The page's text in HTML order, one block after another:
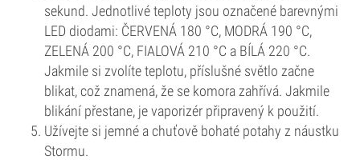
sekund. Jednotlivé teploty jsou označené barevnými
LED diodami: ČERVENÁ 180 °C, MODRÁ 190 °C,
ZELENÁ 200 °C, FIALOVÁ 210 °C a BÍLÁ 220 °C.
Jakmile si zvolíte teplotu, příslušné světlo začne
blikat, což znamená, že se komora zahřívá. Jakmile
blikání přestane, je vaporizér připravený k použití.
Užívejte si jemné a chuťově bohaté potahy z náustku
Stormu.